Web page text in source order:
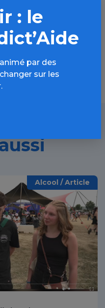
Alcool / Article
: le
par des
sur les